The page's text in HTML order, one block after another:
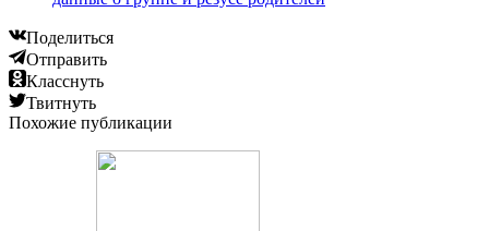
Поделиться
Отправить
Класснуть
Твитнуть
Похожие публикации